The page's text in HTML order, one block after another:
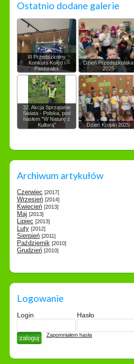
Ostatnio dodane galerie
III Przedszkolny
Konkurs Kolęd i
Pastorałek
Dzień Przedszkolaka
2025
32. Akcja Sprzątanie
Świata - Polska, pod
hasłem "W Naturę z
Kulturą"
Dzień Kropki 2025
Archiwum artykułów
Czerwiec [2017]
Wrzesień [2014]
Kwiecień [2013]
Maj [2013]
Lipiec [2013]
Luty [2012]
Sierpień [2011]
Październik [2010]
Grudzień [2010]
Logowanie
Login Hasło
Zapomniałem hasła